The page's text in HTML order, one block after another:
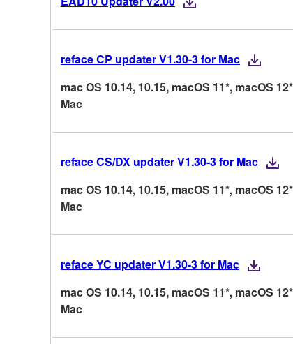
reface CP updater V1.30-3 for Mac
mac OS 10.14, 10.15, macOS 11*, macOS
Mac
reface CS/DX updater V1.30-3 for Mac
mac OS 10.14, 10.15, macOS 11*, macOS
Mac
reface YC updater V1.30-3 for Mac
mac OS 10.14, 10.15, macOS 11*, macOS
Mac